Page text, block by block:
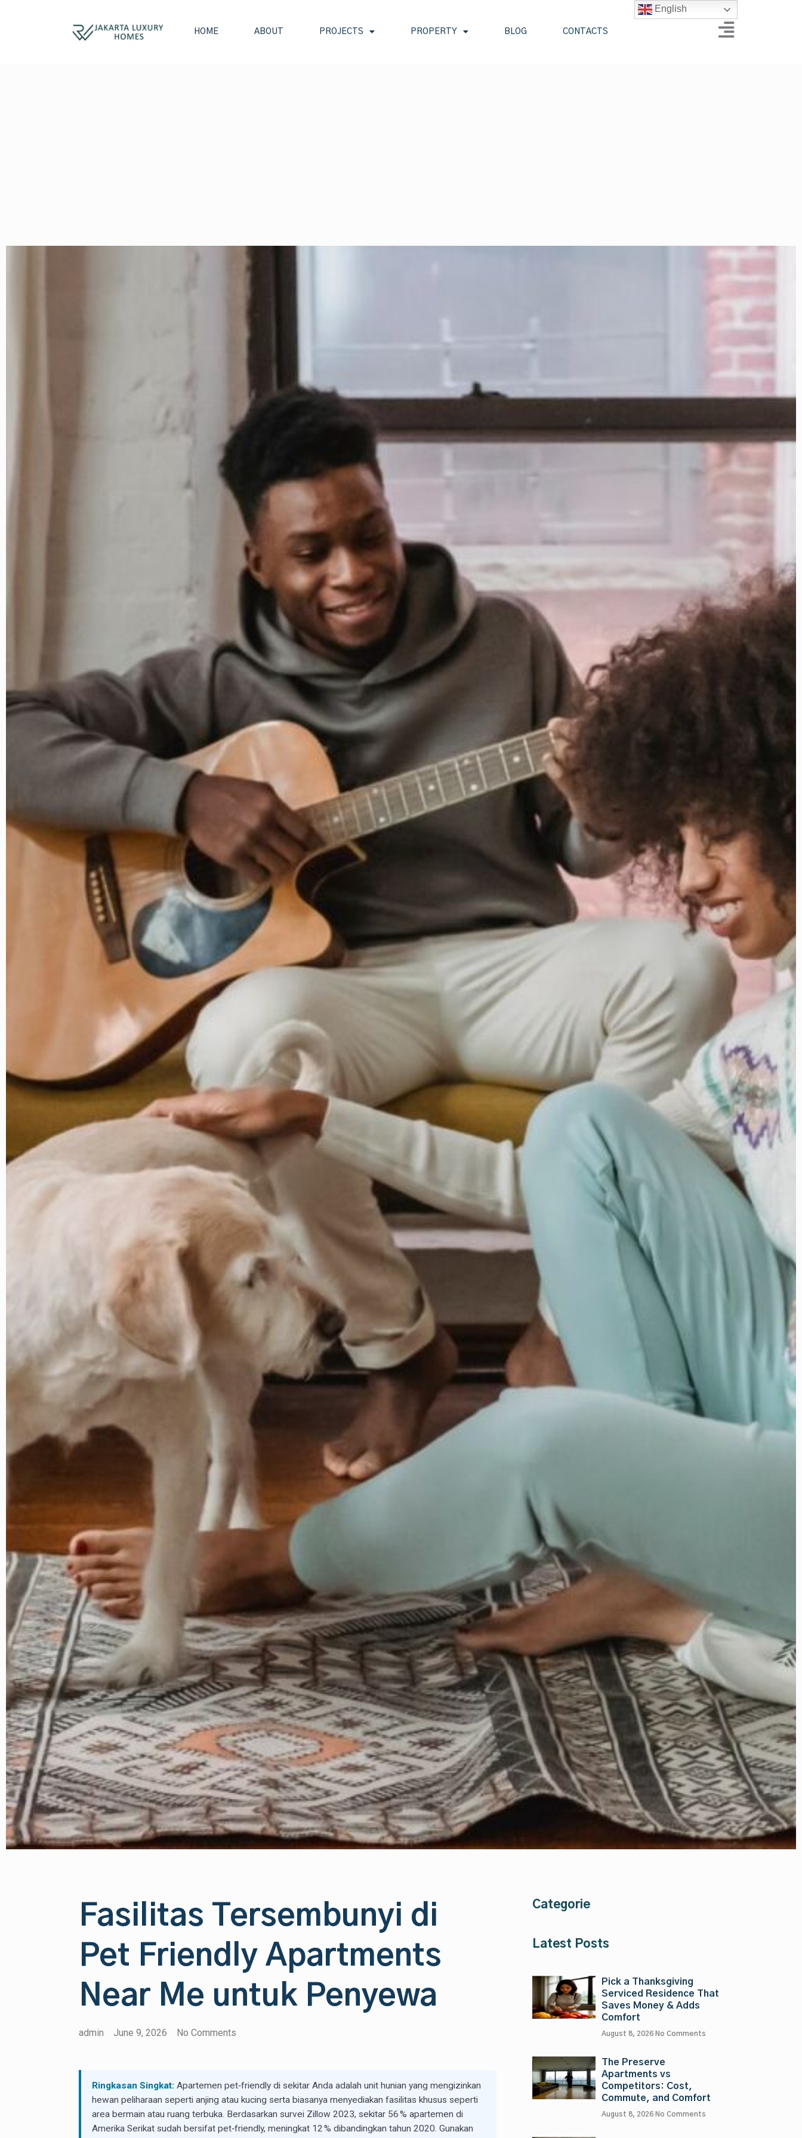
HOME ABOUT PROJECTS PROPERTY BLOG CONTACTS
Fasilitas Tersembunyi di
Pet Friendly Apartments
Near Me untuk Penyewa
admin June 9, 2026 No Comments
Ringkasan Singkat: Apartemen pet‑friendly di sekitar Anda adalah unit hunian yang mengizinkan
hewan peliharaan seperti anjing atau kucing serta biasanya menyediakan fasilitas khusus seperti
area bermain atau ruang terbuka. Berdasarkan survei Zillow 2023, sekitar 56 % apartemen di
Amerika Serikat sudah bersifat pet‑friendly, meningkat 12 % dibandingkan tahun 2020. Gunakan
Categorie
Latest Posts
Pick a Thanksgiving
Serviced Residence That
Saves Money & Adds
Comfort
August 8, 2026 No Comments
The Preserve
Apartments vs
Competitors: Cost,
Commute, and Comfort
August 8, 2026 No Comments
English